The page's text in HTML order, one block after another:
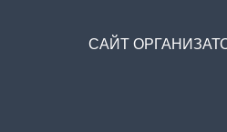
САЙТ